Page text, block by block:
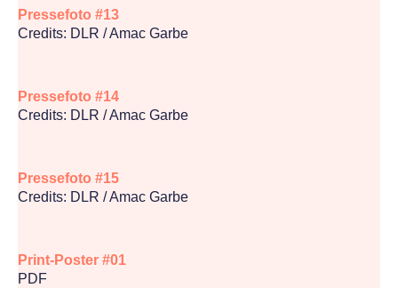
Pressefoto #13
Credits: DLR / Amac Garbe
Pressefoto #14
Credits: DLR / Amac Garbe
Pressefoto #15
Credits: DLR / Amac Garbe
Print-Poster #01
PDF